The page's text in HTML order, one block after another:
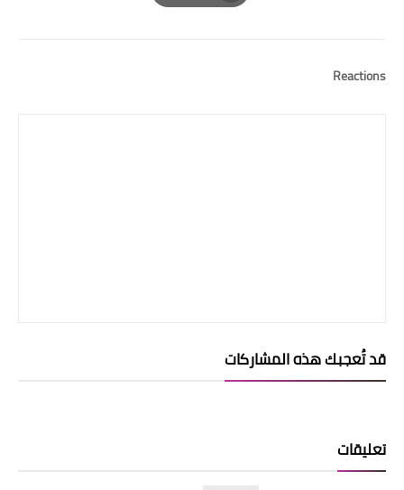
Print
Reactions
قد تُعجبك هذه المشاركات
تعليقات